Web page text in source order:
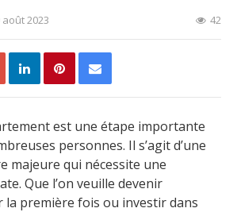
août 2023 42
est une étape importante
personnes. Il s’agit d’une
majeure qui nécessite une
Que l’on veuille devenir
première fois ou investir dans